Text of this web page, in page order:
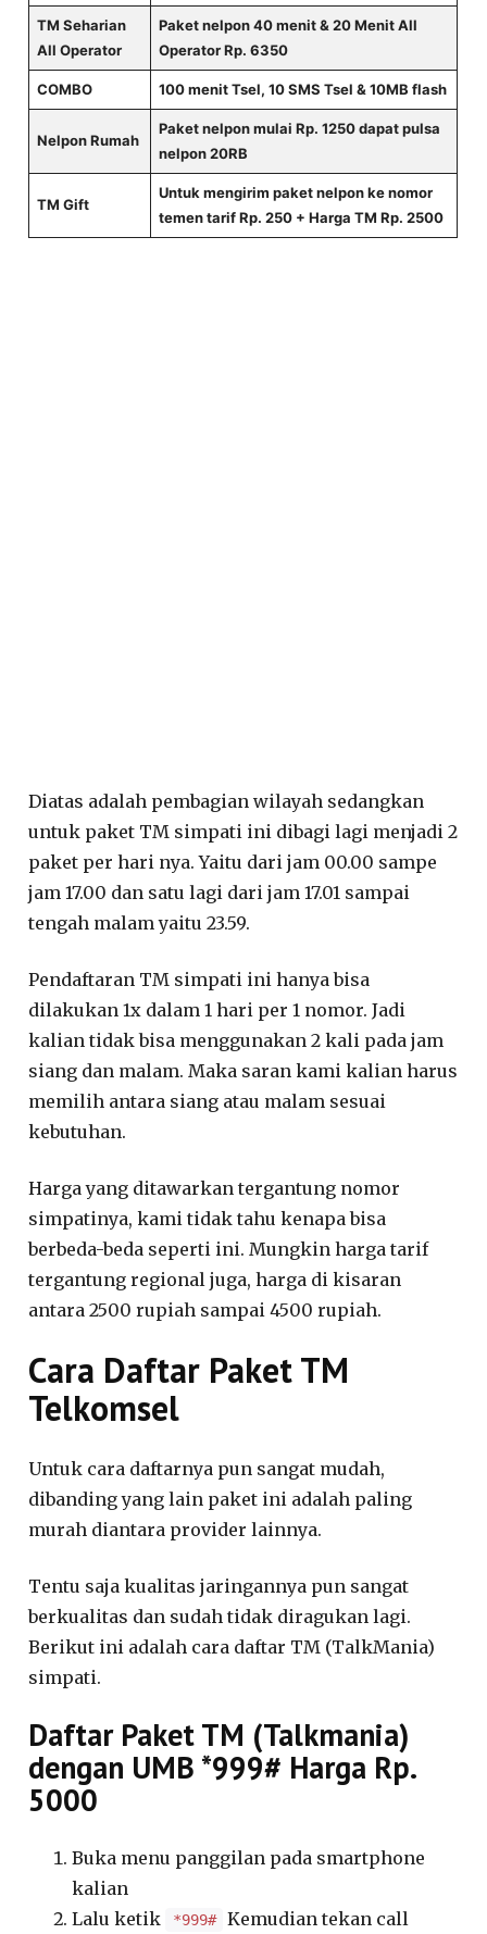
TM Seharian
All Operator
Paket nelpon 40 menit & 20 Menit All
Operator Rp. 6350
COMBO 100 menit Tsel, 10 SMS Tsel & 10MB flash
Nelpon Rumah
Paket nelpon mulai Rp. 1250 dapat pulsa
nelpon 20RB
TM Gift
Untuk mengirim paket nelpon ke nomor
temen tarif Rp. 250 + Harga TM Rp. 2500
Diatas adalah pembagian wilayah sedangkan
untuk paket TM simpati ini dibagi lagi menjadi 2
paket per hari nya. Yaitu dari jam 00.00 sampe
jam 17.00 dan satu lagi dari jam 17.01 sampai
tengah malam yaitu 23.59.
Pendaftaran TM simpati ini hanya bisa
dilakukan 1x dalam 1 hari per 1 nomor. Jadi
kalian tidak bisa menggunakan 2 kali pada jam
siang dan malam. Maka saran kami kalian harus
memilih antara siang atau malam sesuai
kebutuhan.
Harga yang ditawarkan tergantung nomor
simpatinya, kami tidak tahu kenapa bisa
berbeda-beda seperti ini. Mungkin harga tarif
tergantung regional juga, harga di kisaran
antara 2500 rupiah sampai 4500 rupiah.
Cara Daftar Paket TM
Telkomsel
Untuk cara daftarnya pun sangat mudah,
dibanding yang lain paket ini adalah paling
murah diantara provider lainnya.
Tentu saja kualitas jaringannya pun sangat
berkualitas dan sudah tidak diragukan lagi.
Berikut ini adalah cara daftar TM (TalkMania)
simpati.
Daftar Paket TM (Talkmania)
dengan UMB *999# Harga Rp.
5000
Buka menu panggilan pada smartphone
kalian
Lalu ketik
*999# Kemudian tekan call